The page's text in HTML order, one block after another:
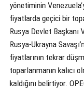
yönetiminin
fiyatlarda geçici bir
Rusya Devlet Başkanı
Rusya-Ukrayna
fiyatlarının tekrar
toparlanmanın kalıcı
kaldığını belirtiyor.